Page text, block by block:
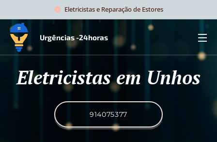
Eletricistas e Reparação de Estores
Urgências -24horas
Eletricistas em Unhos
914075377